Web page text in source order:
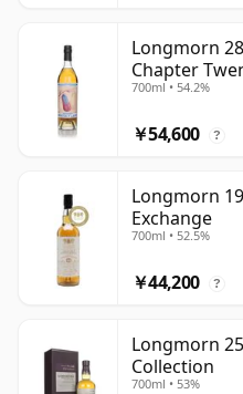
Longmorn
Chapter
700ml • 54.2%
￥54,600 ?
Longmorn
Exchange
700ml • 52.5%
￥44,200 ?
Longmorn
Collection
700ml • 53%